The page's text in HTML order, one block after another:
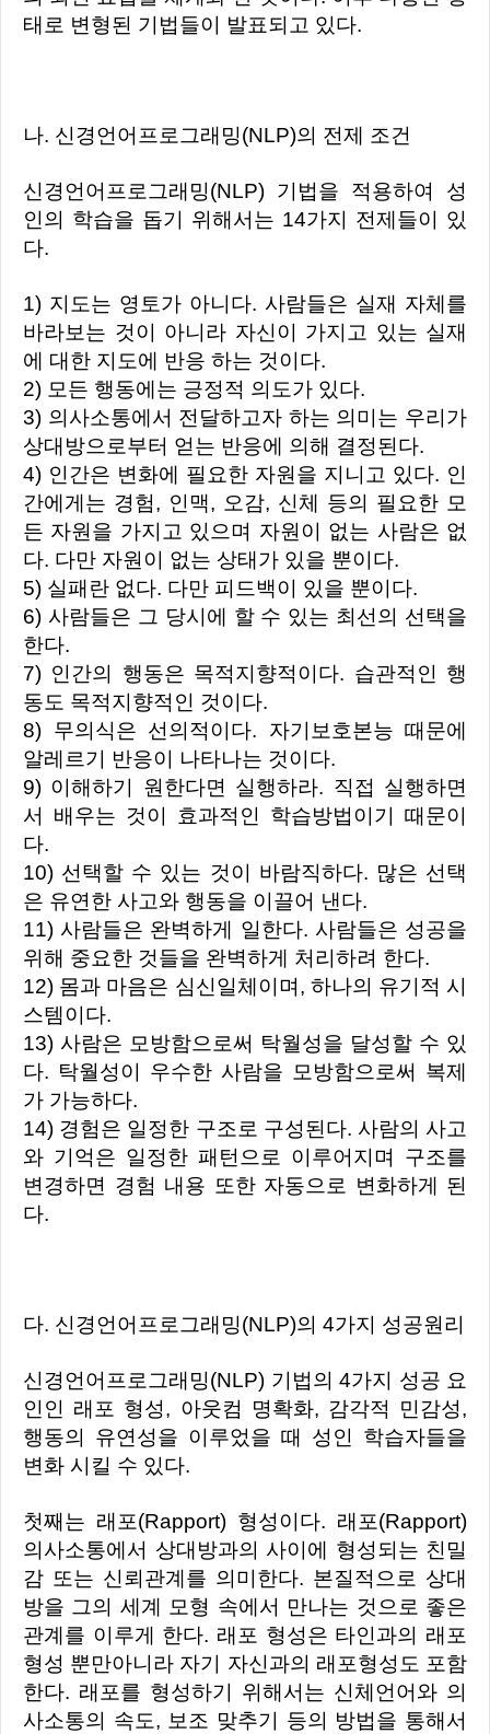
태로 변형된 기법들이 발표되고 있다.
나. 신경언어프로그래밍(NLP)의 전제 조건
신경언어프로그래밍(NLP) 기법을 적용하여 성
인의 학습을 돕기 위해서는 14가지 전제들이 있
다.
1) 지도는 영토가 아니다. 사람들은 실재 자체를
바라보는 것이 아니라 자신이 가지고 있는 실재
에 대한 지도에 반응 하는 것이다.
2) 모든 행동에는 긍정적 의도가 있다.
3) 의사소통에서 전달하고자 하는 의미는 우리가
상대방으로부터 얻는 반응에 의해 결정된다.
4) 인간은 변화에 필요한 자원을 지니고 있다. 인
간에게는 경험, 인맥, 오감, 신체 등의 필요한 모
든 자원을 가지고 있으며 자원이 없는 사람은 없
다. 다만 자원이 없는 상태가 있을 뿐이다.
5) 실패란 없다. 다만 피드백이 있을 뿐이다.
6) 사람들은 그 당시에 할 수 있는 최선의 선택을
한다.
7) 인간의 행동은 목적지향적이다. 습관적인 행
동도 목적지향적인 것이다.
8) 무의식은 선의적이다. 자기보호본능 때문에
알레르기 반응이 나타나는 것이다.
9) 이해하기 원한다면 실행하라. 직접 실행하면
서 배우는 것이 효과적인 학습방법이기 때문이
다.
10) 선택할 수 있는 것이 바람직하다. 많은 선택
은 유연한 사고와 행동을 이끌어 낸다.
11) 사람들은 완벽하게 일한다. 사람들은 성공을
위해 중요한 것들을 완벽하게 처리하려 한다.
12) 몸과 마음은 심신일체이며, 하나의 유기적 시
스템이다.
13) 사람은 모방함으로써 탁월성을 달성할 수 있
다. 탁월성이 우수한 사람을 모방함으로써 복제
가 가능하다.
14) 경험은 일정한 구조로 구성된다. 사람의 사고
와 기억은 일정한 패턴으로 이루어지며 구조를
변경하면 경험 내용 또한 자동으로 변화하게 된
다.
다. 신경언어프로그래밍(NLP)의 4가지 성공원리
신경언어프로그래밍(NLP) 기법의 4가지 성공 요
인인 래포 형성, 아웃컴 명확화, 감각적 민감성,
행동의 유연성을 이루었을 때 성인 학습자들을
변화 시킬 수 있다.
첫째는 래포(Rapport) 형성이다. 래포(Rapport)
의사소통에서 상대방과의 사이에 형성되는 친밀
감 또는 신뢰관계를 의미한다. 본질적으로 상대
방을 그의 세계 모형 속에서 만나는 것으로 좋은
관계를 이루게 한다. 래포 형성은 타인과의 래포
형성 뿐만아니라 자기 자신과의 래포형성도 포함
한다. 래포를 형성하기 위해서는 신체언어와 의
사소통의 속도, 보조 맞추기 등의 방법을 통해서